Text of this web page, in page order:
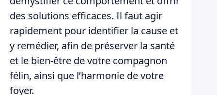
des solutions efficaces. Il faut agir
rapidement pour identifier la cause et
y remédier, afin de préserver la santé
et le bien-être de votre compagnon
félin, ainsi que l’harmonie de votre
foyer.